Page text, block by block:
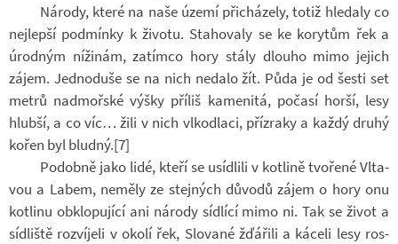
Ná­rody, které na naše území při­chá­zely, totiž hle­daly co
nej­lepší pod­mínky k ži­votu. Sta­ho­valy se ke ko­ry­tům řek a
úrod­ným ní­ži­nám, za­tímco hory stály dlouho mimo je­jich
zájem. Jed­no­duše se na nich ne­dalo žít. Půda je od šesti set
metrů nad­moř­ské výšky pří­liš ka­me­nitá, po­časí horší, lesy
hlubší, a co víc… žili v nich vl­kod­laci, pří­zraky a každý druhý
kořen byl bludný.[7]
Po­dobně jako lidé, kteří se usíd­lili v kot­lině tvo­řené Vl­ta­
vou a Labem, ne­měly ze stej­ných dů­vodů zájem o hory onu
kot­linu ob­klo­pu­jící ani ná­rody síd­lící mimo ni. Tak se život a
síd­liště roz­ví­jeli v okolí řek, Slo­vané žďá­řili a ká­celi lesy ros­